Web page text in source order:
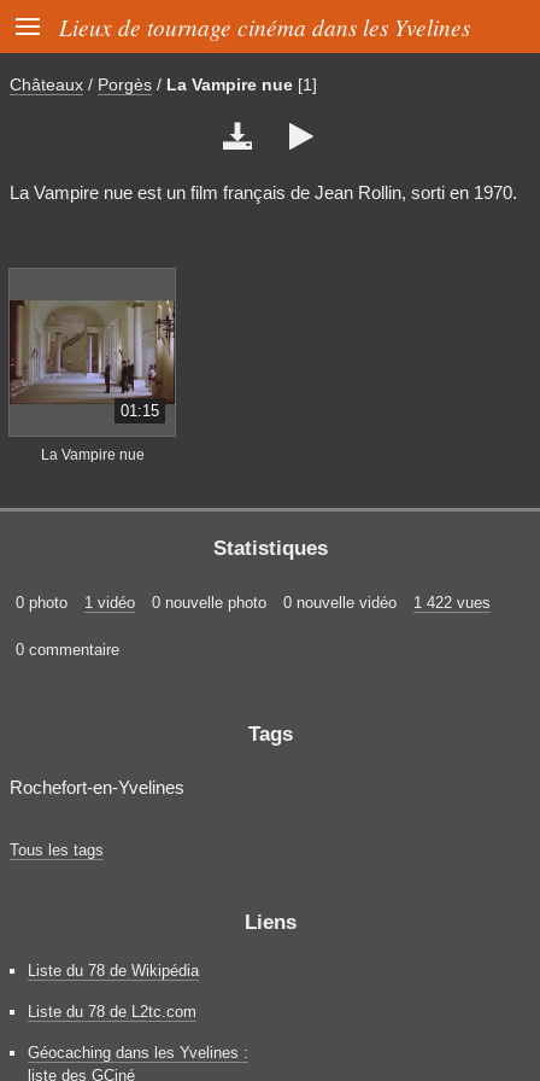
 Lieux de tournage cinéma dans les Yvelines
Châteaux / Porgès / La Vampire nue [1]
 
La Vampire nue est un film français de Jean Rollin, sorti en 1970.
01:15
La Vampire nue
Statistiques
0 photo 1 vidéo 0 nouvelle photo 0 nouvelle vidéo 1 422 vues
0 commentaire
Tags
Rochefort-en-Yvelines
Tous les tags
Liens
Liste du 78 de Wikipédia
Liste du 78 de L2tc.com
Géocaching dans les Yvelines :
liste des GCiné